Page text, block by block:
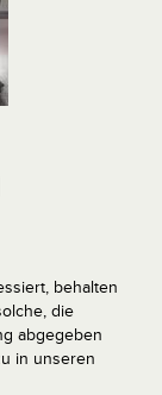
behalten
die
abgegeben
in unseren